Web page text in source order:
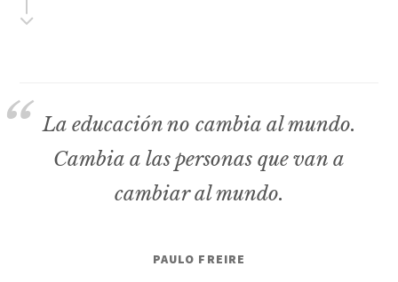
La educación no cambia al mundo.
Cambia a las personas que van a
cambiar al mundo.
PAULO FREIRE